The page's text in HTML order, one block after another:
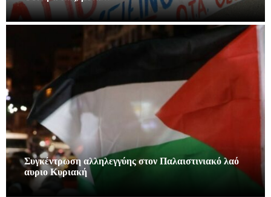
Συγκέντρωση αλληλεγγύης στον Παλαιστινιακό λαό
αυριο Κυριακή